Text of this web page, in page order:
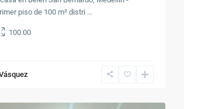
piso de 100 m² distri ...
100.00